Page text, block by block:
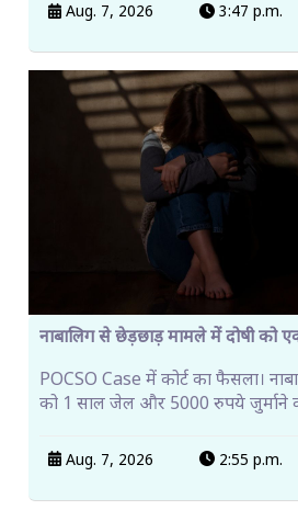
Aug. 7, 2026 3:47 p.m.
नाबालिग से छेड़छाड़ मामले में दोषी को
POCSO Case में कोर्ट का फैसला।
को 1 साल जेल और 5000 रुपये जुर्माने
Aug. 7, 2026 2:55 p.m.